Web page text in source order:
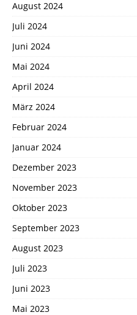
August 2024
Juli 2024
Juni 2024
Mai 2024
April 2024
März 2024
Februar 2024
Januar 2024
Dezember 2023
November 2023
Oktober 2023
September 2023
August 2023
Juli 2023
Juni 2023
Mai 2023